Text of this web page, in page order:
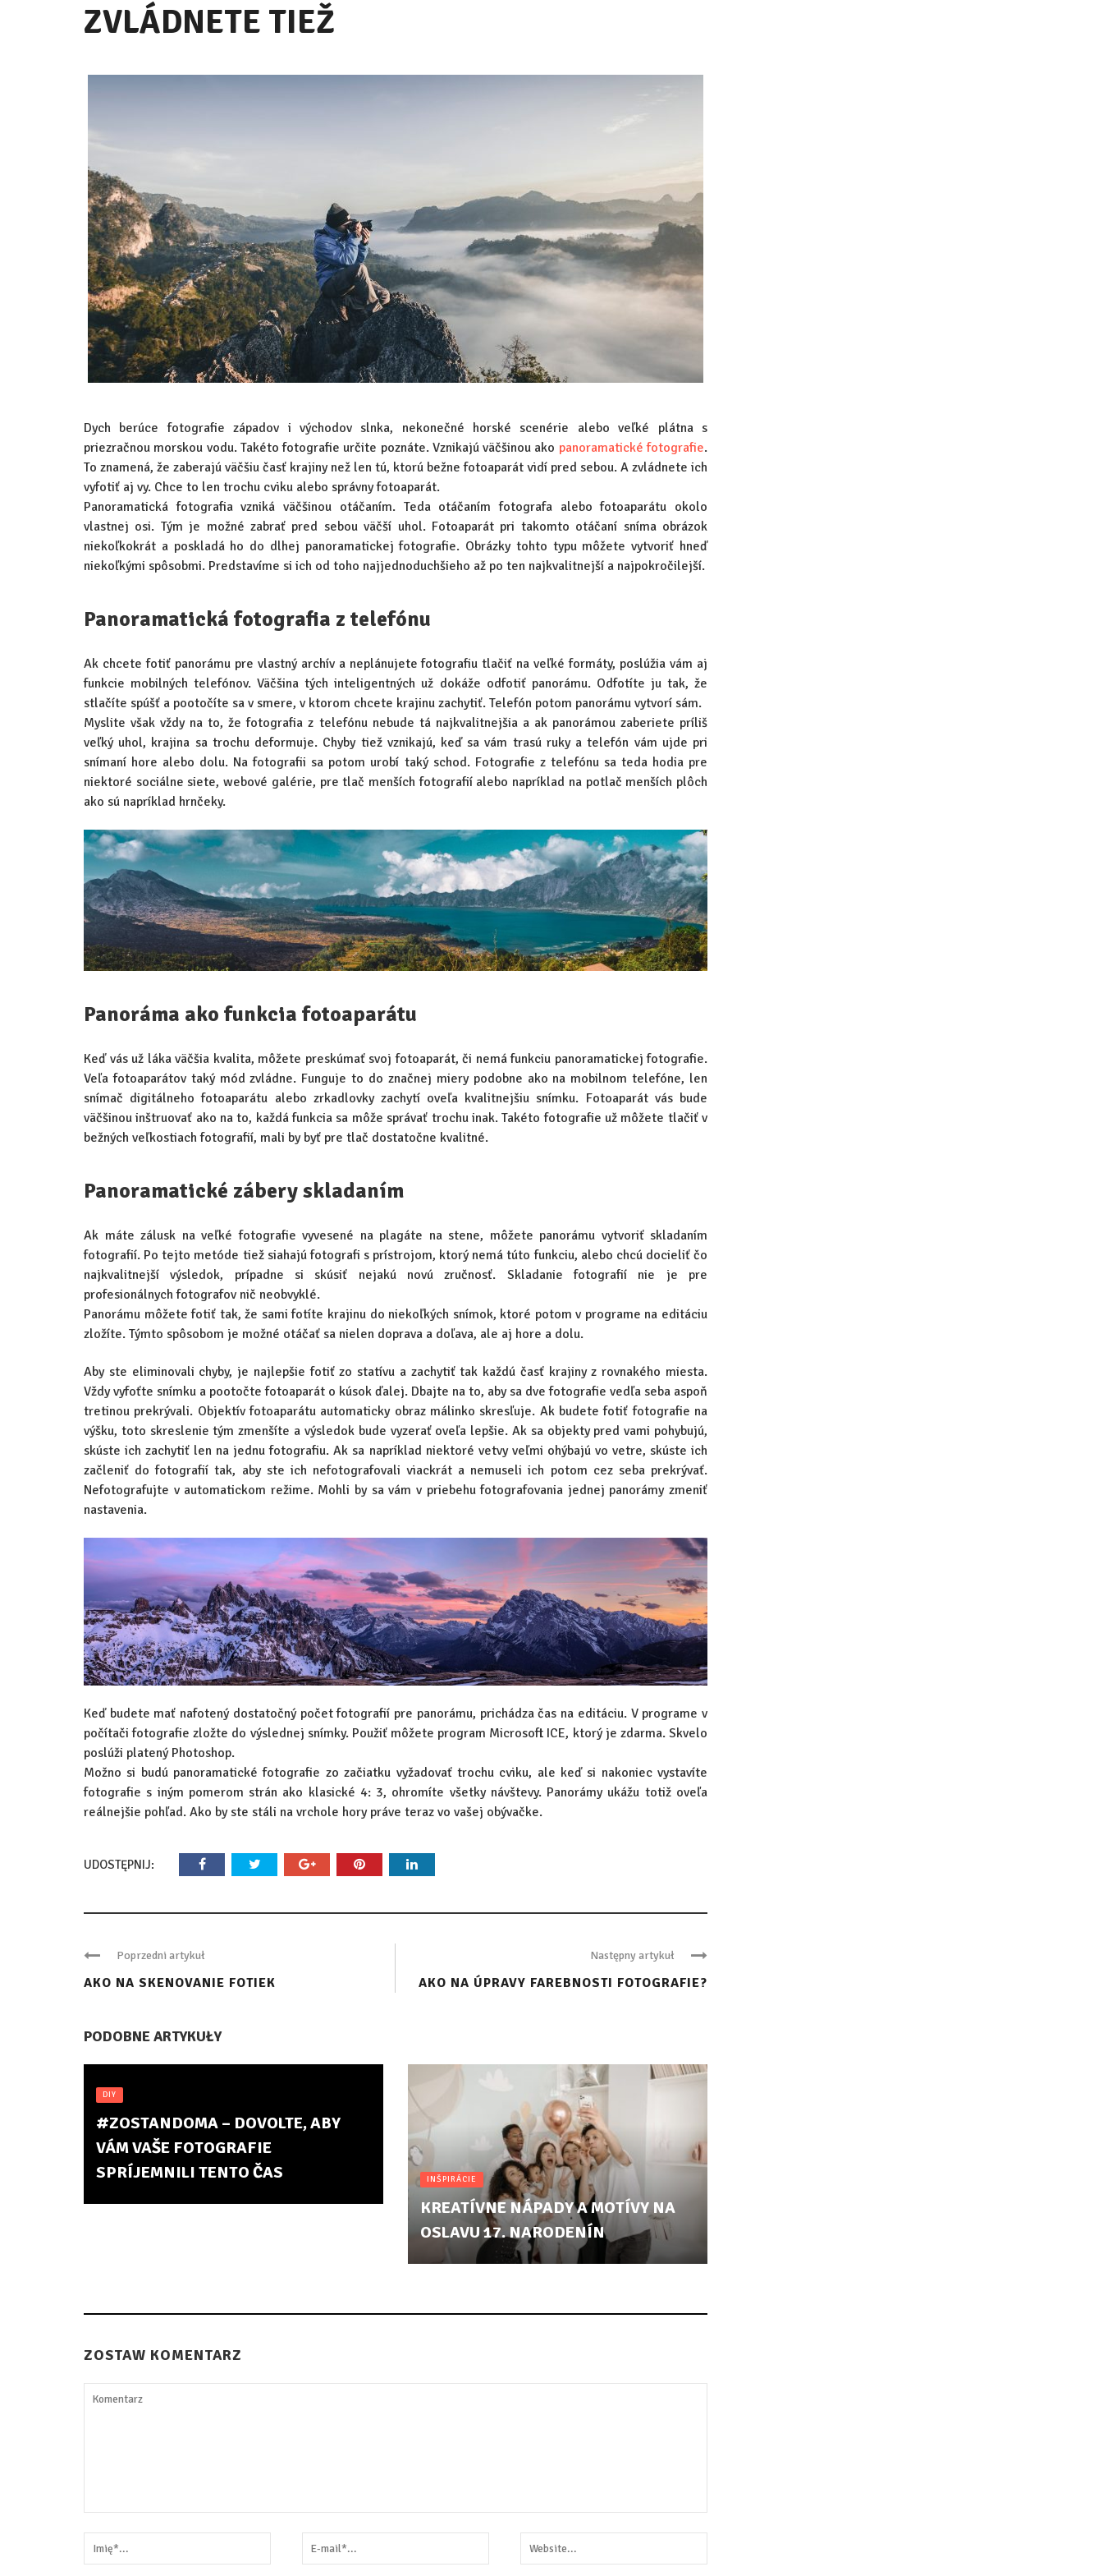
ZVLÁDNETE TIEŽ
Dych berúce fotografie západov i východov slnka, nekonečné horské scenérie alebo veľké plátna s
priezračnou morskou vodu. Takéto fotografie určite poznáte. Vznikajú väčšinou ako panoramatické fotografie.
To znamená, že zaberajú väčšiu časť krajiny než len tú, ktorú bežne fotoaparát vidí pred sebou. A zvládnete ich
vyfotiť aj vy. Chce to len trochu cviku alebo správny fotoaparát.
Panoramatická fotografia vzniká väčšinou otáčaním. Teda otáčaním fotografa alebo fotoaparátu okolo
vlastnej osi. Tým je možné zabrať pred sebou väčší uhol. Fotoaparát pri takomto otáčaní sníma obrázok
niekoľkokrát a poskladá ho do dlhej panoramatickej fotografie. Obrázky tohto typu môžete vytvoriť hneď
niekoľkými spôsobmi. Predstavíme si ich od toho najjednoduchšieho až po ten najkvalitnejší a najpokročilejší.
Panoramatická fotografia z telefónu
Ak chcete fotiť panorámu pre vlastný archív a neplánujete fotografiu tlačiť na veľké formáty, poslúžia vám aj
funkcie mobilných telefónov. Väčšina tých inteligentných už dokáže odfotiť panorámu. Odfotíte ju tak, že
stlačíte spúšť a pootočíte sa v smere, v ktorom chcete krajinu zachytiť. Telefón potom panorámu vytvorí sám.
Myslite však vždy na to, že fotografia z telefónu nebude tá najkvalitnejšia a ak panorámou zaberiete príliš
veľký uhol, krajina sa trochu deformuje. Chyby tiež vznikajú, keď sa vám trasú ruky a telefón vám ujde pri
snímaní hore alebo dolu. Na fotografii sa potom urobí taký schod. Fotografie z telefónu sa teda hodia pre
niektoré sociálne siete, webové galérie, pre tlač menších fotografií alebo napríklad na potlač menších plôch
ako sú napríklad hrnčeky.
Panoráma ako funkcia fotoaparátu
Keď vás už láka väčšia kvalita, môžete preskúmať svoj fotoaparát, či nemá funkciu panoramatickej fotografie.
Veľa fotoaparátov taký mód zvládne. Funguje to do značnej miery podobne ako na mobilnom telefóne, len
snímač digitálneho fotoaparátu alebo zrkadlovky zachytí oveľa kvalitnejšiu snímku. Fotoaparát vás bude
väčšinou inštruovať ako na to, každá funkcia sa môže správať trochu inak. Takéto fotografie už môžete tlačiť v
bežných veľkostiach fotografií, mali by byť pre tlač dostatočne kvalitné.
Panoramatické zábery skladaním
Ak máte zálusk na veľké fotografie vyvesené na plagáte na stene, môžete panorámu vytvoriť skladaním
fotografií. Po tejto metóde tiež siahajú fotografi s prístrojom, ktorý nemá túto funkciu, alebo chcú docieliť čo
najkvalitnejší výsledok, prípadne si skúsiť nejakú novú zručnosť. Skladanie fotografií nie je pre
profesionálnych fotografov nič neobvyklé.
Panorámu môžete fotiť tak, že sami fotíte krajinu do niekoľkých snímok, ktoré potom v programe na editáciu
zložíte. Týmto spôsobom je možné otáčať sa nielen doprava a doľava, ale aj hore a dolu.
Aby ste eliminovali chyby, je najlepšie fotiť zo statívu a zachytiť tak každú časť krajiny z rovnakého miesta.
Vždy vyfoťte snímku a pootočte fotoaparát o kúsok ďalej. Dbajte na to, aby sa dve fotografie vedľa seba aspoň
tretinou prekrývali. Objektív fotoaparátu automaticky obraz málinko skresľuje. Ak budete fotiť fotografie na
výšku, toto skreslenie tým zmenšíte a výsledok bude vyzerať oveľa lepšie. Ak sa objekty pred vami pohybujú,
skúste ich zachytiť len na jednu fotografiu. Ak sa napríklad niektoré vetvy veľmi ohýbajú vo vetre, skúste ich
začleniť do fotografií tak, aby ste ich nefotografovali viackrát a nemuseli ich potom cez seba prekrývať.
Nefotografujte v automatickom režime. Mohli by sa vám v priebehu fotografovania jednej panorámy zmeniť
nastavenia.
Keď budete mať nafotený dostatočný počet fotografií pre panorámu, prichádza čas na editáciu. V programe v
počítači fotografie zložte do výslednej snímky. Použiť môžete program Microsoft ICE, ktorý je zdarma. Skvelo
poslúži platený Photoshop.
Možno si budú panoramatické fotografie zo začiatku vyžadovať trochu cviku, ale keď si nakoniec vystavíte
fotografie s iným pomerom strán ako klasické 4: 3, ohromíte všetky návštevy. Panorámy ukážu totiž oveľa
reálnejšie pohľad. Ako by ste stáli na vrchole hory práve teraz vo vašej obývačke.
UDOSTĘPNIJ:
Poprzedni artykuł
AKO NA SKENOVANIE FOTIEK
Następny artykuł
AKO NA ÚPRAVY FAREBNOSTI FOTOGRAFIE?
PODOBNE ARTYKUŁY
DIY
#ZOSTANDOMA – DOVOLTE, ABY
VÁM VAŠE FOTOGRAFIE
SPRÍJEMNILI TENTO ČAS
INŠPIRÁCIE
KREATÍVNE NÁPADY A MOTÍVY NA
OSLAVU 17. NARODENÍN
ZOSTAW KOMENTARZ